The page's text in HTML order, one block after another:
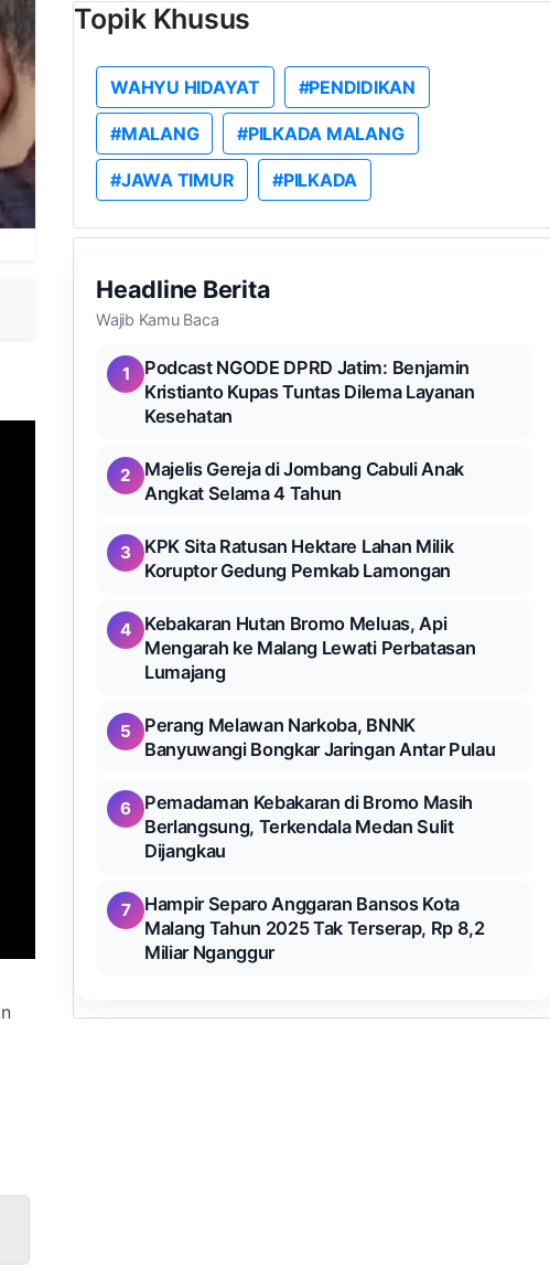
Topik Khusus
WAHYU HIDAYAT #PENDIDIKAN
#MALANG #PILKADA MALANG
#JAWA TIMUR #PILKADA
Headline Berita
Wajib Kamu Baca
1
Podcast NGODE DPRD Jatim: Benjamin
Kristianto Kupas Tuntas Dilema Layanan
Kesehatan
2
Majelis Gereja di Jombang Cabuli Anak
Angkat Selama 4 Tahun
3
KPK Sita Ratusan Hektare Lahan Milik
Koruptor Gedung Pemkab Lamongan
4
Kebakaran Hutan Bromo Meluas, Api
Mengarah ke Malang Lewati Perbatasan
Lumajang
5
Perang Melawan Narkoba, BNNK
Banyuwangi Bongkar Jaringan Antar Pulau
6
Pemadaman Kebakaran di Bromo Masih
Berlangsung, Terkendala Medan Sulit
Dijangkau
7
Hampir Separo Anggaran Bansos Kota
Malang Tahun 2025 Tak Terserap, Rp 8,2
Miliar Nganggur